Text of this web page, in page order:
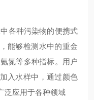
各种污染物的便携式
能够检测水中的重金
氮等多种指标。用户
入水样中，通过颜色
泛应用于各种领域